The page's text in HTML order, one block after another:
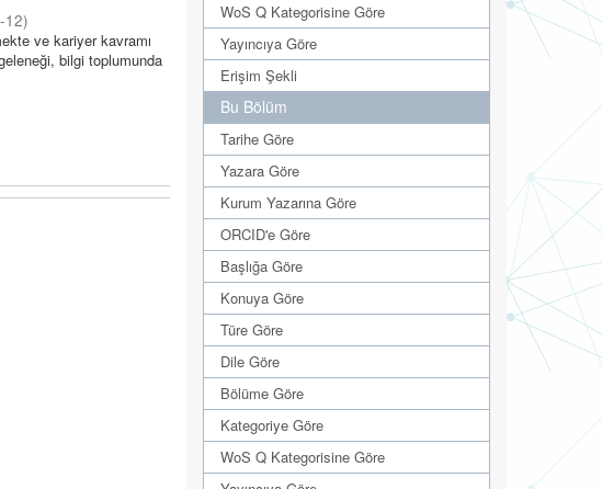
12)
ve kariyer kavramı
bilgi toplumunda
WoS Q Kategorisine Göre
Yayıncıya Göre
Erişim Şekli
Bu Bölüm
Tarihe Göre
Yazara Göre
Kurum Yazarına Göre
ORCID'e Göre
Başlığa Göre
Konuya Göre
Türe Göre
Dile Göre
Bölüme Göre
Kategoriye Göre
WoS Q Kategorisine Göre